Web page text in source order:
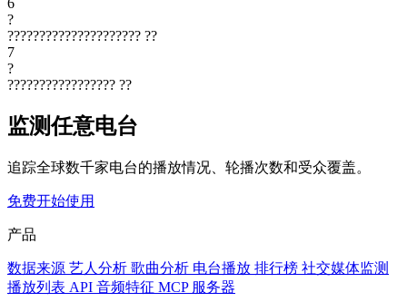
?
????????????????????? ??
7
?
????????????????? ??
监测任意电台
追踪全球数千家电台的播放情况、轮播次数和受众覆盖。
免费开始使用
产品
数据来源 艺人分析 歌曲分析 电台播放 排行榜 社交媒体监测
播放列表 API 音频特征 MCP 服务器